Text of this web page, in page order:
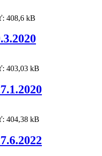
408,6 kB
403,03 kB
404,38 kB